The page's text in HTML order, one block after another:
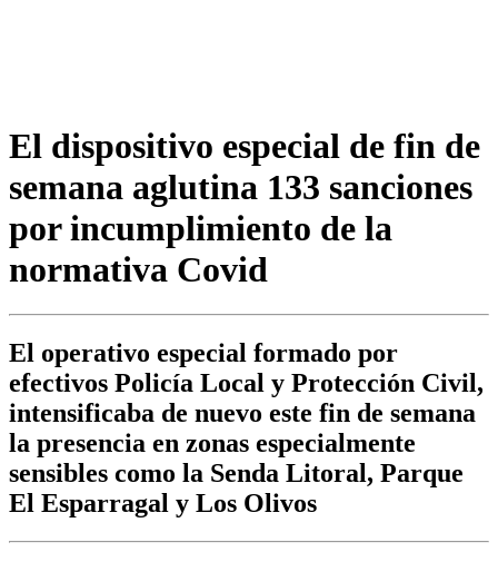
El dispositivo especial de fin de
semana aglutina 133 sanciones
por incumplimiento de la
normativa Covid
El operativo especial formado por
efectivos Policía Local y Protección Civil,
intensificaba de nuevo este fin de semana
la presencia en zonas especialmente
sensibles como la Senda Litoral, Parque
El Esparragal y Los Olivos